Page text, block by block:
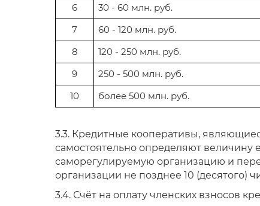
6
30 - 60 млн. руб.
7
60 - 120 млн. руб.
8
120 - 250 млн. руб.
9
250 - 500 млн. руб.
10
более 500 млн. руб.
3.3. Кредитные кооперативы,
самостоятельно определяют величину
саморегулируемую организацию и
организации не позднее 10 (десятого)
3.4. Счёт на оплату членских взносов